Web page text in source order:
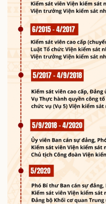
Doanh nhân
Vì cộng đồng
Sức khỏe
Dinh dưỡng - món ngon
Cây thuốc
Sản phụ khoa
Nhi khoa
Nam khoa
Làm đẹp - giảm cân
Phòng mạch online
Ăn sạch sống khỏe